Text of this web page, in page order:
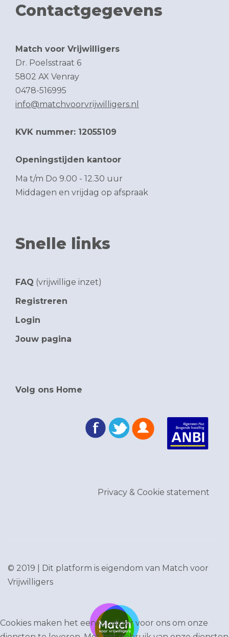
Contactgegevens
Match voor Vrijwilligers
Dr. Poelsstraat 6
5802 AX Venray
0478-516995
info@matchvoorvrijwilligers.nl
KVK nummer: 12055109
Openingstijden kantoor
Ma t/m Do 9.00 - 12.30 uur
Middagen en vrijdag op afspraak
Snelle links
FAQ (vrijwillige inzet)
Registreren
Login
Jouw pagina
Volg ons Home
Privacy & Cookie statement
© 2019 | Dit platform is eigendom van Match voor
Vrijwilligers
Cookies maken het eenvoudiger voor ons om onze